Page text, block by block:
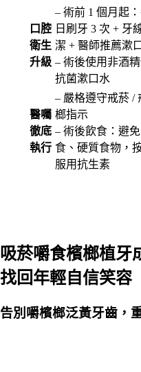
口腔
衛生
升級
– 術前 1 個月起
日刷牙 3 次 + 牙
潔 + 醫師推薦漱
– 術後使用非酒
抗菌漱口水
醫囑
徹底
執行
– 嚴格遵守戒菸 /
榔指示
– 術後飲食：避
食、硬質食物，
服用抗生素
吸菸嚼食檳榔植牙
找回年輕自信笑容
告別嚼檳榔泛黃牙齒，